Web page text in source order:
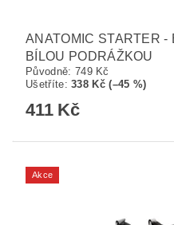
ANATOMIC STARTER -
BÍLOU PODRÁŽKOU
Původně: 749 Kč
Ušetříte:338 Kč (–45 %)
411 Kč
Akce